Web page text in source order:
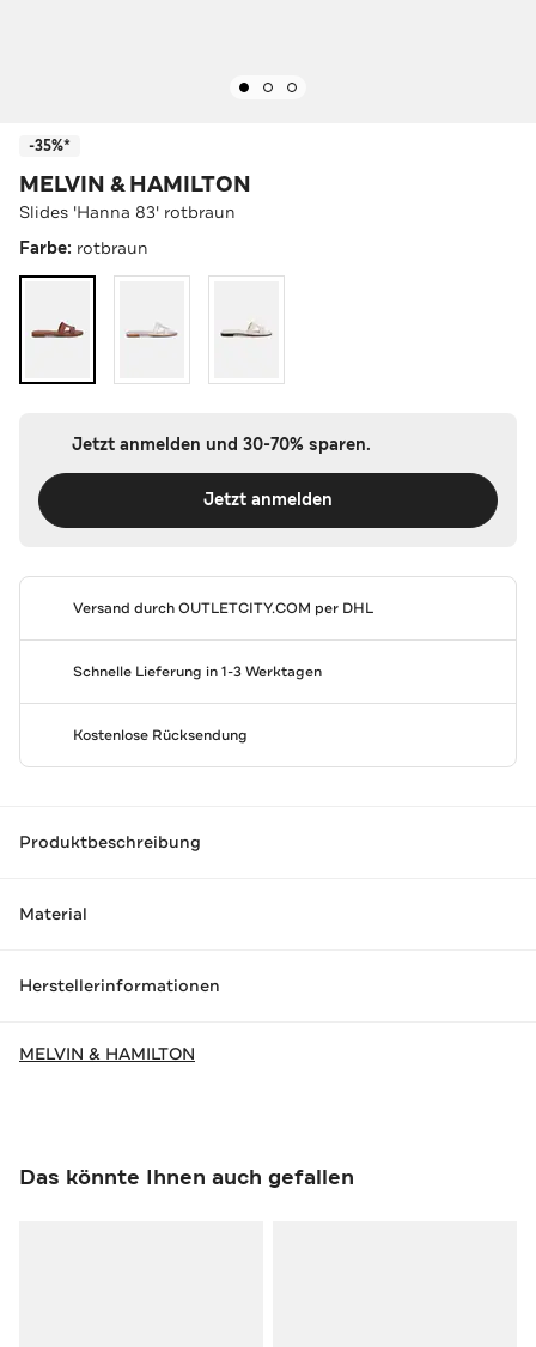
-35%*
MELVIN & HAMILTON
Slides 'Hanna 83' rotbraun
Farbe: rotbraun
Jetzt anmelden und 30-70% sparen.
Jetzt anmelden
Versand durchOUTLETCITY.COM per DHL
Schnelle Lieferung in 1-3 Werktagen
Kostenlose Rücksendung
Produktbeschreibung
Material
Herstellerinformationen
MELVIN & HAMILTON
Das könnte Ihnen auch gefallen